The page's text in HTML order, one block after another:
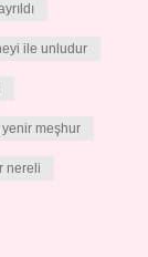
ile unludur
meşhur
nereli